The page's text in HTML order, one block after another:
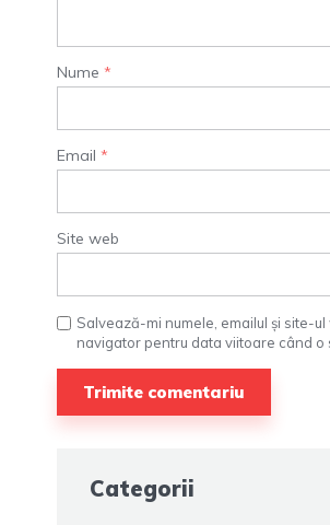
Nume *
Email *
Site web
Salvează-mi numele, emailul și site-
navigator pentru data viitoare când o
Categorii